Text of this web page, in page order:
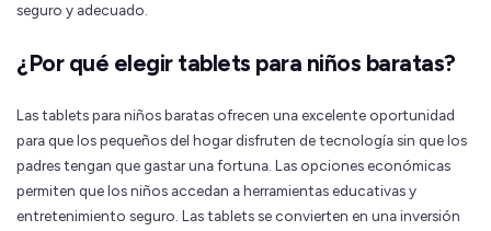
seguro y adecuado.
¿Por qué elegir tablets para niños baratas?
Las tablets para niños baratas ofrecen una excelente oportunidad
para que los pequeños del hogar disfruten de tecnología sin que los
padres tengan que gastar una fortuna. Las opciones económicas
permiten que los niños accedan a herramientas educativas y
entretenimiento seguro. Las tablets se convierten en una inversión